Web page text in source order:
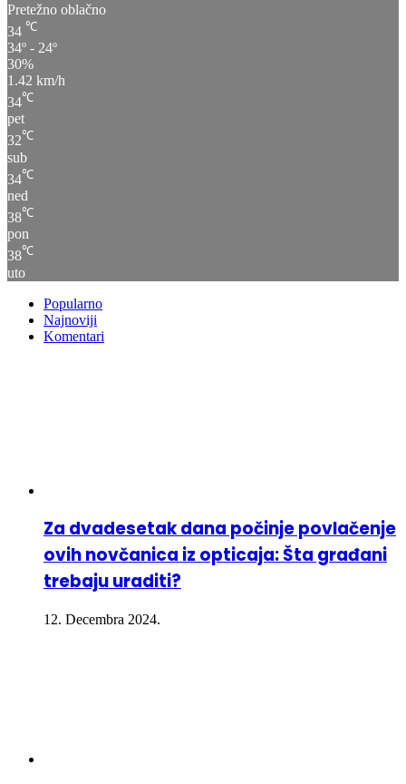
Pretežno oblačno
34 ℃
34º - 24º
30%
1.42 km/h
34℃
pet
32℃
sub
34℃
ned
38℃
pon
38℃
uto
Popularno
Najnoviji
Komentari
Za dvadesetak dana počinje povlačenje
ovih novčanica iz opticaja: Šta građani
trebaju uraditi?
12. Decembra 2024.